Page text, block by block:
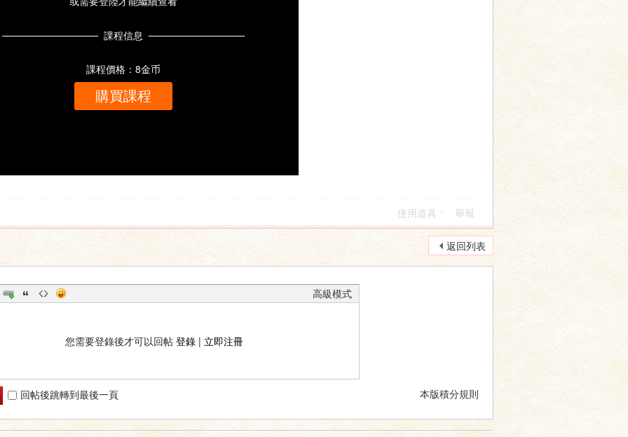
課程信息
課程價格：8金币
購買課程
使用道具 舉報
返回列表
高級模式
您需要登錄後才可以回帖 登錄| 立即注冊
本版積分規則
回帖後跳轉到最後一頁